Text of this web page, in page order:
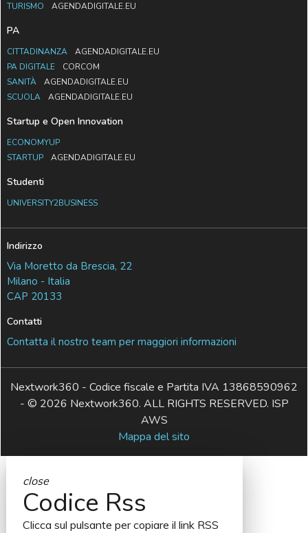
TURISMO
AGENDADIGITALE.EU
PA
CITTADINANZA
AGENDADIGITALE.EU
PA DIGITALE
CORCOM
SANITÀ
AGENDADIGITALE.EU
SCUOLA
AGENDADIGITALE.EU
Startup e Open Innovation
ECONOMYUP
STARTUP
AGENDADIGITALE.EU
Studenti
UNIVERSITY2BUSINESS
Indirizzo
Via Moretto da Brescia, 22
Milano - Italia
CAP 20133
Contatti
Contatta il nostro team per maggiori informazioni
Nextwork360 - Codice fiscale e Partita IVA 13868590962
- © 2026 Nextwork360. ALL RIGHTS RESERVED. ISP
AWS
Mappa del sito
close
Codice Rss
Clicca sul pulsante per copiare il link RSS